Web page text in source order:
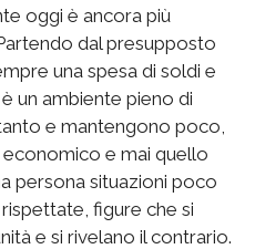
oggi è ancora più
dal presupposto
una spesa di soldi e
un ambiente pieno di
e mantengono poco,
e mai quello
persona situazioni poco
figure che si
e si rivelano il contrario.